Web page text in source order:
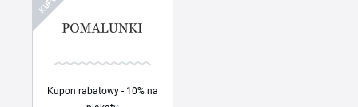
Kupon rabatowy - 10% na